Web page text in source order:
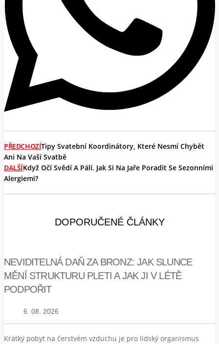
PŘEDCHOZÍTipy Svatební Koordinátory, Které Nesmí Chybět
Ani Na Vaší Svatbě
DALŠÍKdyž Očí Svědí A Pálí. Jak Si Na Jaře Poradit Se Sezonními
Alergiemi?
DOPORUČENÉ ČLÁNKY
NEVIDITELNÁ DAŇ ZA BRONZ: JAK SLUNCE
MĚNÍ STRUKTURU PLETI A JAK JI V LÉTĚ
PODPOŘIT
6. 08. 2026
Krátký pobyt na čerstvém vzduchu je pro lidský organismus